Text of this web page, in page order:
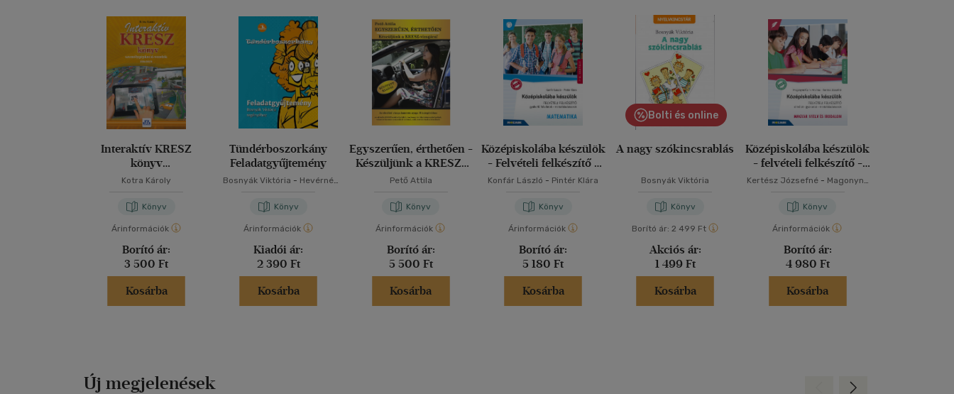
Interaktív KRESZ
könyv
személygépkocsi-
Kotra Károly
Könyv
Árinformációk
Borító ár:
3 500 Ft
Kosárba
Tündérboszorkány
Feladatgyűjtemény
Bosnyák Viktória - Hevérné
Könyv
Árinformációk
Kiadói ár:
2 390 Ft
Kosárba
Egyszerűen, érthetően -
Készüljünk a KRESZ-
vizsgára!
Pető Attila
Könyv
Árinformációk
Borító ár:
5 500 Ft
Kosárba
Középiskolába készülök
- Felvételi felkészítő -
Matematika
Konfár László - Pintér Klára
Könyv
Árinformációk
Borító ár:
5 180 Ft
Kosárba
Bolti és online
A nagy szókincsrablás
Bosnyák Viktória
Könyv
Borító ár: 2 499 Ft
Akciós ár:
1 499 Ft
Kosárba
Középiskolába készülök
- felvételi felkészítő -
Magyar nyelv és
Kertész Józsefné- Magonyné
Könyv
Árinformációk
Borító ár:
4 980 Ft
Kosárba
Új megjelenések Előre